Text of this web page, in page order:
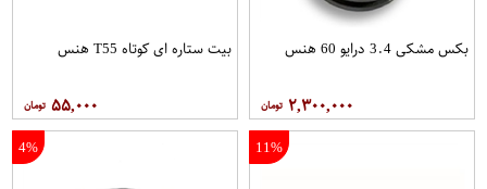
بکس مشکی 3.4 درایو 60 هنس
۲,۳۰۰,۰۰۰
بیت ستاره ای کوتاه T55 هنس
۵۵,۰۰۰
11%
4%